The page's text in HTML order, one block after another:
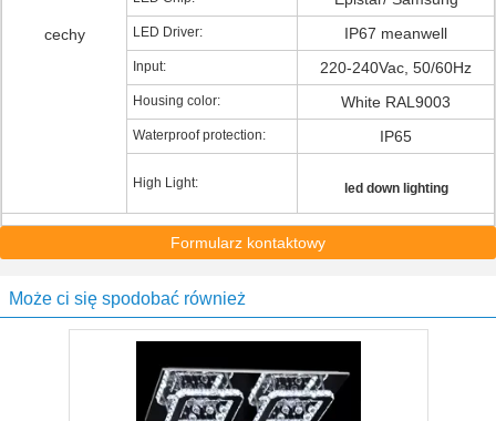
cechy LED Driver: IP67 meanwell
Input: 220-240Vac, 50/60Hz
Housing color: White RAL9003
Waterproof protection: IP65
High Light: led down lighting
Formularz kontaktowy
Może ci się spodobać również